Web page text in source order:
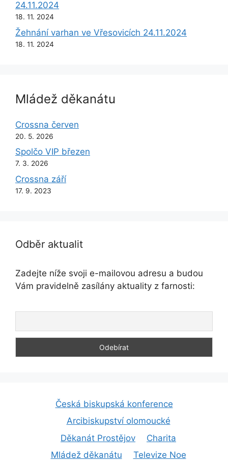
24.11.2024
18. 11. 2024
Žehnání varhan ve Vřesovicích 24.11.2024
18. 11. 2024
Mládež děkanátu
Crossna červen
20. 5. 2026
Spolčo VIP březen
7. 3. 2026
Crossna září
17. 9. 2023
Odběr aktualit
Zadejte níže svoji e-mailovou adresu a budou
Vám pravidelně zasílány aktuality z farnosti:
Česká biskupská konference
Arcibiskupství olomoucké
Děkanát Prostějov
Charita
Mládež děkanátu
Televize Noe